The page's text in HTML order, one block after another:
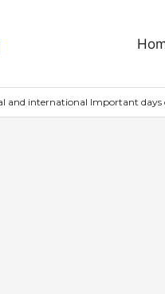
and international Important days